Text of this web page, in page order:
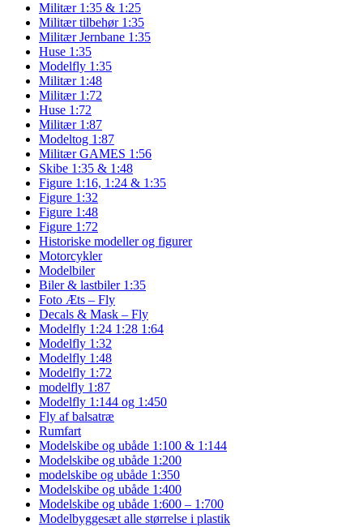
Militær 1:35 & 1:25
Militær tilbehør 1:35
Militær Jernbane 1:35
Huse 1:35
Modelfly 1:35
Militær 1:48
Militær 1:72
Huse 1:72
Militær 1:87
Modeltog 1:87
Militær GAMES 1:56
Skibe 1:35 & 1:48
Figure 1:16, 1:24 & 1:35
Figure 1:32
Figure 1:48
Figure 1:72
Historiske modeller og figurer
Motorcykler
Modelbiler
Biler & lastbiler 1:35
Foto Æts – Fly
Decals & Mask – Fly
Modelfly 1:24 1:28 1:64
Modelfly 1:32
Modelfly 1:48
Modelfly 1:72
modelfly 1:87
Modelfly 1:144 og 1:450
Fly af balsatræ
Rumfart
Modelskibe og ubåde 1:100 & 1:144
Modelskibe og ubåde 1:200
modelskibe og ubåde 1:350
Modelskibe og ubåde 1:400
Modelskibe og ubåde 1:600 – 1:700
Modelbyggesæt alle størrelse i plastik